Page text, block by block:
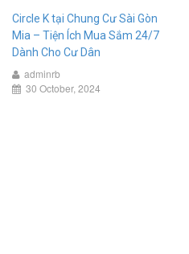
Circle K tại Chung Cư Sài Gòn
Mia – Tiện Ích Mua Sắm 24/7
Dành Cho Cư Dân
adminrb
30 October, 2024